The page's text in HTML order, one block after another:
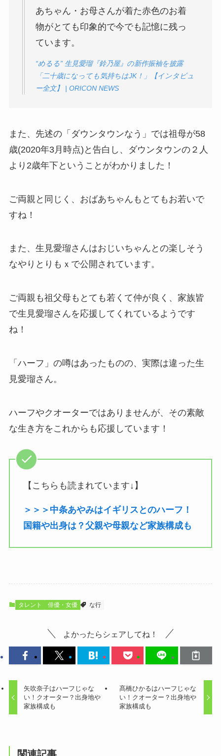
あちゃん・お母さんが着た赤色のお着
物がとても印象的で今でも記憶に残っ
ています。
“めるる” 生見愛瑠『鈴乃屋』の新作振袖を披露
「二十歳になっても気持ちはJK！」【インタビュ
ー全文】 | ORICON NEWS
また、先述の「ダウンタウンなう」では祖母が58
歳(2020年3月時点)と告白し、ダウンタウンの２人
より2歳年下ということがわかりました！
ご両親と同じく、おばあちゃんもとてもお若いで
すね！
また、生見愛瑠さんはおじいちゃんとの楽しそう
なやりとりもｘで公開されています。
ご両親も祖父母もとても若くて仲が良く、家族皆
で生見愛瑠さんを応援してくれているようです
ね！
「ハーフ」の噂はあったものの、実際は違った生
見愛瑠さん。
ハーフやクオーターではありませんが、その素敵
な生き方をこれからも応援しています！
【こちらも読まれています↓】
＞＞＞中条あやみはイギリスとのハーフ！
国籍や出身は？父親や母親など家族構成も
タレント 俳優・女優 な行
よかったらシェアしてね！
矢吹奈子はハーフじゃな
い！クオーター？出身地や
家族構成も
髙橋ひかるはハーフじゃな
い！クオーター？出身地や
家族構成も